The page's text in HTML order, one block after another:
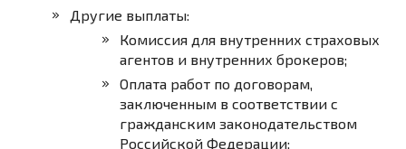
Другие выплаты:
Комиссия для внутренних страховых
агентов и внутренних брокеров;
Оплата работ по договорам,
заключенным в соответствии с
гражданским законодательством
Российской Федерации;